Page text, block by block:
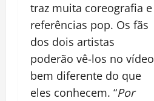
traz muita coreografia e
referências pop. Os fãs
dos dois artistas
poderão vê-los no vídeo
bem diferente do que
eles conhecem. “Por